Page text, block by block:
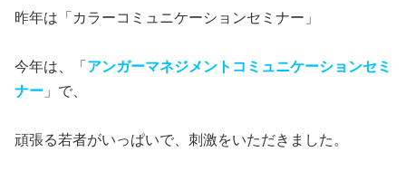
昨年は「カラーコミュニケーションセミナー」
今年は、「 アンガーマネジメントコミュニケーションセミ
ナー 」で、
頑張る若者がいっぱいで、刺激をいただきました。